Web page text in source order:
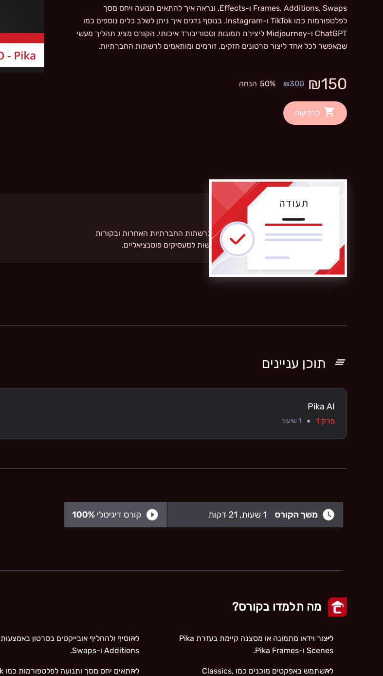
Frames, Additions, Swaps ו-Effects, ונראה איך להתאים תנועה ויחס מסך
לפלטפורמות כמו TikTok ו-Instagram. בנוסף נדגים איך ניתן לשלב כלים נוספים כמו
ChatGPT ו-Midjourney ליצירת תמונות וסטוריבורד איכותי. הקורס מציג תהליך מעשי
שמאפשר לכל אחד ליצור סרטונים חזקים, זורמים ומותאמים לרשתות החברתיות.
₪150
₪300
50% הנחה
לרכישה
קבלו תעודת סיום הקורס
הוסיפו את התעודה לפרופיל LinkedIn, ברשתות החברתיות האחרות ובקורות
החיים שלך כדי להציג את מיומנויות החדשות למעסיקים פוטנציאליים.
תוכן עניינים
Pika AI
פרק 1 1 שיעור
מה תלמדו בקורס?
ליצור וידאו מתמונה או מסצנה קיימת בעזרת Pika
Scenes ו-Pika Frames.
להוסיף ולהחליף אובייקטים בסרטון באמצעות
Additions ו-Swaps.
להשתמש באפקטים מוכנים כמו Classics,